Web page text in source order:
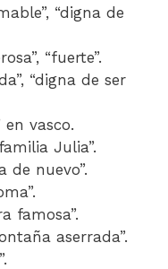
“digna de
“fuerte”.
“digna de ser
en vasco.
Julia”.
de nuevo”.
famosa”.
aserrada”.